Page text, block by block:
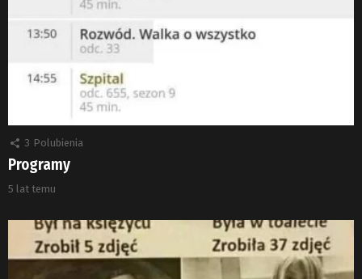
3 Polubienia
Programy
5 lat temu